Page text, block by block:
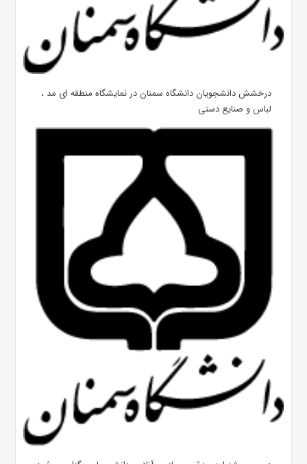
درخشش دانشجویان دانشگاه سمنان در نمایشگاه منطقه ای مد ،
لباس و صنایع دستی